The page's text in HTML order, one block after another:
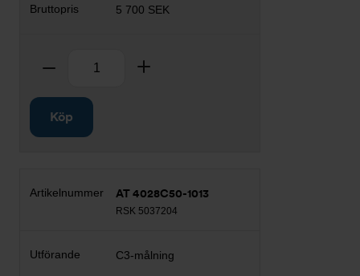
5 700 SEK
Ta bort
Köp
AT 4028C50-1013
RSK 5037204
C3-målning